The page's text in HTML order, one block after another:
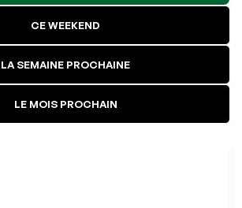
CE WEEKEND
LA SEMAINE PROCHAINE
LE MOIS PROCHAIN